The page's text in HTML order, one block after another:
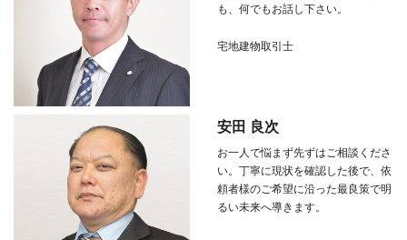
も、何でもお話し下さい。
宅地建物取引士
安田 良次
お一人で悩まず先ずはご相談くださ
い。丁寧に現状を確認した後で、依
頼者様のご希望に沿った最良策で明
るい未来へ導きます。